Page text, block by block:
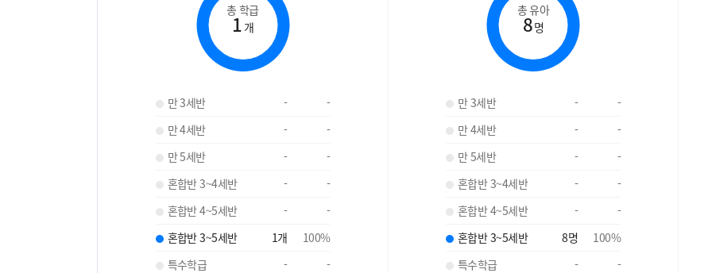
총 학급
1 개
만 3세반 -
-
만 4세반
-
-
만 5세반
-
-
혼합반 3~4세반
-
-
혼합반 4~5세반
-
-
혼합반 3~5세반
1개 100%
특수학급
- -
총 유아
8명
만 3세반 -
-
만 4세반
-
-
만 5세반
-
-
혼합반 3~4세반
-
-
혼합반 4~5세반
-
-
혼합반 3~5세반
8명 100%
특수학급
- -